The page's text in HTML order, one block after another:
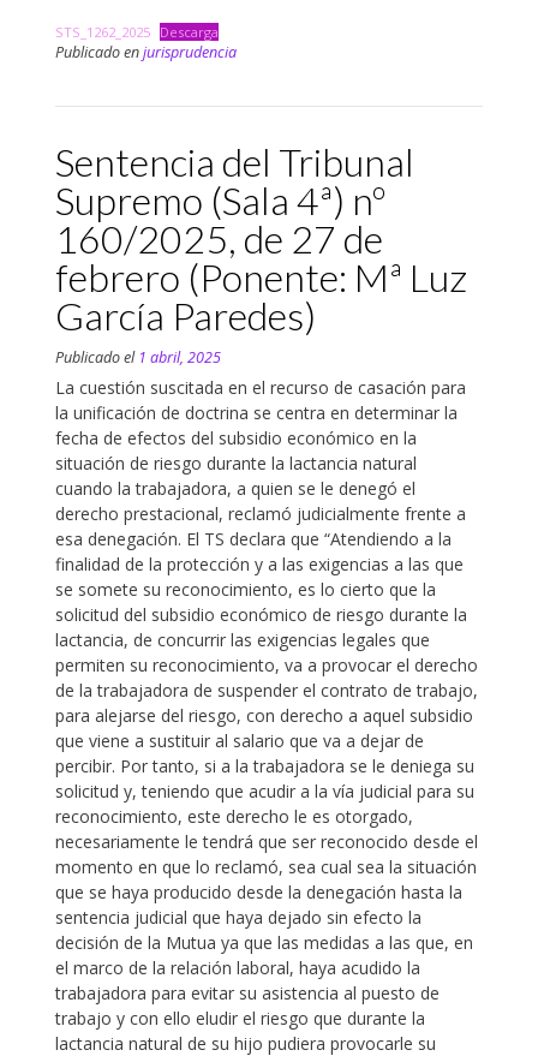
STS_1262_2025 Descarga
Publicado enjurisprudencia
Sentencia del Tribunal
Supremo (Sala 4ª) nº
160/2025, de 27 de
febrero (Ponente: Mª Luz
García Paredes)
Publicado el 1 abril, 2025
La cuestión suscitada en el recurso de casación para
la unificación de doctrina se centra en determinar la
fecha de efectos del subsidio económico en la
situación de riesgo durante la lactancia natural
cuando la trabajadora, a quien se le denegó el
derecho prestacional, reclamó judicialmente frente a
esa denegación. El TS declara que “Atendiendo a la
finalidad de la protección y a las exigencias a las que
se somete su reconocimiento, es lo cierto que la
solicitud del subsidio económico de riesgo durante la
lactancia, de concurrir las exigencias legales que
permiten su reconocimiento, va a provocar el derecho
de la trabajadora de suspender el contrato de trabajo,
para alejarse del riesgo, con derecho a aquel subsidio
que viene a sustituir al salario que va a dejar de
percibir. Por tanto, si a la trabajadora se le deniega su
solicitud y, teniendo que acudir a la vía judicial para su
reconocimiento, este derecho le es otorgado,
necesariamente le tendrá que ser reconocido desde el
momento en que lo reclamó, sea cual sea la situación
que se haya producido desde la denegación hasta la
sentencia judicial que haya dejado sin efecto la
decisión de la Mutua ya que las medidas a las que, en
el marco de la relación laboral, haya acudido la
trabajadora para evitar su asistencia al puesto de
trabajo y con ello eludir el riesgo que durante la
lactancia natural de su hijo pudiera provocarle su